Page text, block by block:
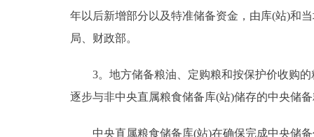
年以后新增部分以及特准储备资金，由库(站)和
局、财政部。
3。地方储备粮油、定购粮和按保护价收购的
逐步与非中央直属粮食储备库(站)储存的中央储
中央直属粮食储备库(站)在确保完成中央储备